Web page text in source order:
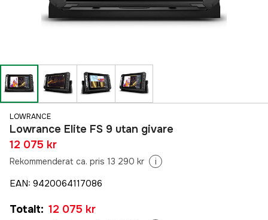
LOWRANCE
Lowrance Elite FS 9 utan givare
12 075 kr
Rekommenderat ca. pris 13 290 kr i
EAN: 9420064117086
Totalt: 12 075 kr